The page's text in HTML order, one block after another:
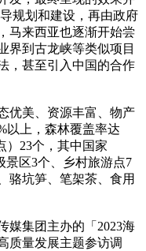
规划和建设，再由政府
马来西亚也逐渐开始尝
界到古龙峡等类似项目
，甚至引入中国的合作
优美、资源丰富、物产
以上，森林覆盖率达
）23个，其中国家
区3个、乡村旅游点7
骆坑笋、笔架茶、食用
媒集团主办的「2023海
质量发展主题参访调